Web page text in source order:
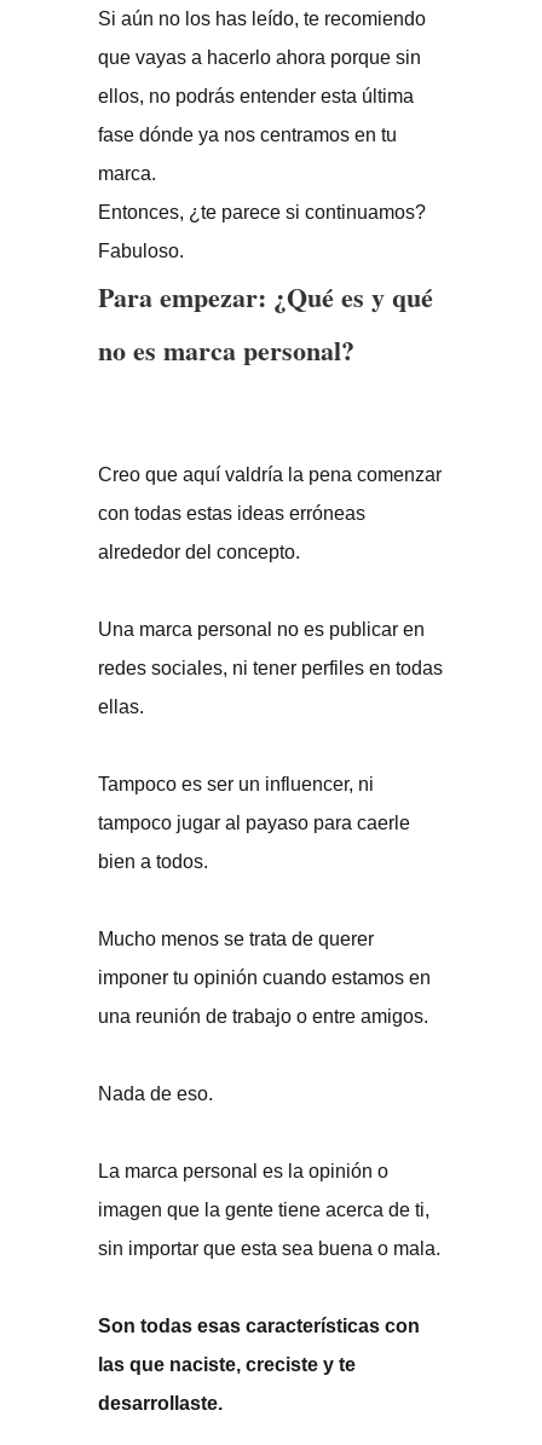
Si aún no los has leído, te recomiendo
que vayas a hacerlo ahora porque sin
ellos, no podrás entender esta última
fase dónde ya nos centramos en tu
marca.
Entonces, ¿te parece si continuamos?
Fabuloso.
Para empezar: ¿Qué es y qué
no es marca personal?
Creo que aquí valdría la pena comenzar
con todas estas ideas erróneas
alrededor del concepto.
Una marca personal no es publicar en
redes sociales, ni tener perfiles en todas
ellas.
Tampoco es ser un influencer, ni
tampoco jugar al payaso para caerle
bien a todos.
Mucho menos se trata de querer
imponer tu opinión cuando estamos en
una reunión de trabajo o entre amigos.
Nada de eso.
La marca personal es la opinión o
imagen que la gente tiene acerca de ti,
sin importar que esta sea buena o mala.
Son todas esas características con
las que naciste, creciste y te
desarrollaste.